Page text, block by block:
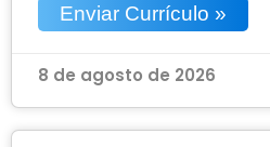
Enviar Currículo »
8 de agosto de 2026